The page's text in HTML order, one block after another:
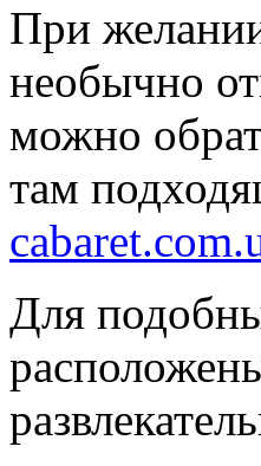
При
необычно
можно
там
Для